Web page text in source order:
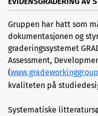
Gruppen har hatt som
dokumentasjonen og
graderingssystemet
Assessment,
(
kvaliteten på
Systematiske